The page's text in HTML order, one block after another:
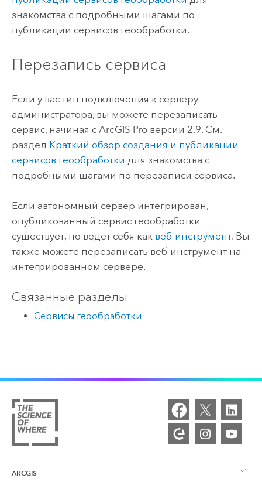
знакомства с подробными шагами по
публикации сервисов геообработки.
Перезапись сервиса
Если у вас тип подключения к серверу
администратора, вы можете перезаписать
сервис, начиная с ArcGIS Proверсии 2.9. См.
раздел Краткий обзор создания и публикации
сервисов геообработки для знакомства с
подробными шагами по перезаписи сервиса.
Если автономный сервер интегрирован,
опубликованный сервис геообработки
существует, но ведет себя как веб-инструмент. Вы
также можете перезаписать веб-инструмент на
интегрированном сервере.
Связанные разделы
Сервисы геообработки
ARCGIS